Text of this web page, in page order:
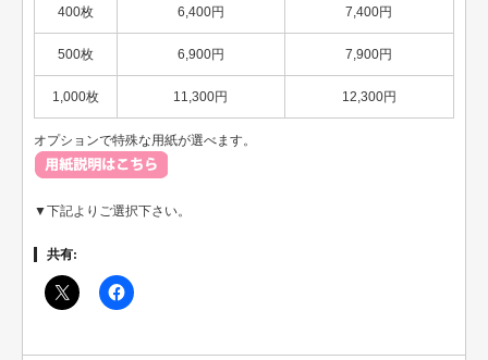
400枚 6,400円 7,400円
500枚 6,900円 7,900円
1,000枚 11,300円 12,300円
オプションで特殊な用紙が選べます。
▼下記よりご選択下さい。
共有: